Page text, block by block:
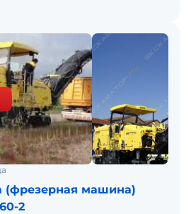
(фрезерная машина)
2